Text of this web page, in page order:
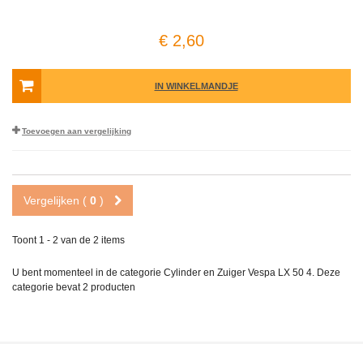
€ 2,60
IN WINKELMANDJE
Toevoegen aan vergelijking
Vergelijken ( 0 )
Toont 1 - 2 van de 2 items
U bent momenteel in de categorie Cylinder en Zuiger Vespa LX 50 4. Deze
categorie bevat2 producten